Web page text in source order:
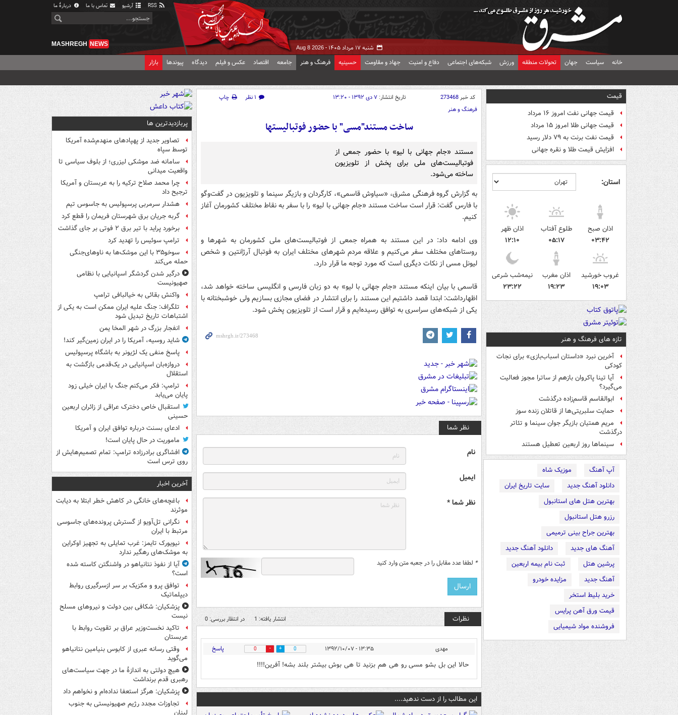
آرشیو تماس با ما دربارهٔ ما
شنبه ۱۷ مرداد ۱۴۰۵ - Aug 8 2026
MASHREGH NEWS
خانه سیاست جهان تحولات منطقه ورزش شبکه‌های اجتماعی دفاع و امنیت جهاد و مقاومت حسینیه فرهنگ و هنر جامعه اقتصاد عکس و فیلم دیدگاه پیوندها بازار
قیمت
قیمت جهانی نفت امروز ۱۶ مرداد
قیمت جهانی طلا امروز ۱۵ مرداد
قیمت نفت برنت به ۷۹ دلار رسید
افزایش قیمت طلا و نقره جهانی
استان:
اذان صبح
۰۳:۴۲
طلوع آفتاب
۰۵:۱۷
اذان ظهر
۱۲:۱۰
غروب خورشید
۱۹:۰۳
اذان مغرب
۱۹:۲۳
نیمه‌شب شرعی
۲۳:۲۲
تازه های فرهنگ و هنر
آخرین نبرد «داستان اسباب‌بازی» برای نجات
کودکی
آیا تینا پاکروان بازهم از ساترا مجوز فعالیت
می‌گیرد؟
ابوالقاسم قاسم‌زاده درگذشت
حمایت سلبریتی‌ها از قاتلان زنده سوز
مریم همتیان بازیگر جوان سینما و تئاتر
درگذشت
سینماها روز اربعین تعطیل هستند
آپ آهنگ
موزیک شاه
دانلود آهنگ جدید
سایت تاریخ ایران
بهترین هتل های استانبول
رزرو هتل استانبول
بهترین جراح بینی ترمیمی
آهنگ های جدید
دانلود آهنگ جدید
پرشین هتل
ثبت نام بیمه اربعین
آهنگ جدید
مزایده خودرو
خرید بلیط استخر
قیمت ورق آهن پرایس
فروشنده مواد شیمیایی
کد خبر273468 تاریخ انتشار: ۷ دی ۱۳۹۲ - ۱۳:۲۰ ۱ نظر
چاپ
فرهنگ و هنر
ساخت مستند"مسی" با حضور فوتبالیستها
مستند «جام جهانی با لیو» با حضور جمعی از
فوتبالیست‌های ملی برای پخش از تلویزیون
ساخته می‌شود.
به گزارش گروه فرهنگی مشرق، «سیاوش قاسمی»، کارگردان و بازیگر سینما و تلویزیون در گفت‌وگو
با فارس گفت: قرار است ساخت مستند «جام جهانی با لیو» را با سفر به نقاط مختلف کشورمان آغاز
کنیم.
وی ادامه داد: در این مستند به همراه جمعی از فوتبالیست‌های ملی کشورمان به شهرها و
روستاهای مختلف سفر می‌کنیم و علاقه مردم شهرهای مختلف ایران به فوتبال آرژانتین و شخص
لیونل مسی از نکات دیگری است که مورد توجه ما قرار دارد.
قاسمی با بیان اینکه مستند «جام جهانی با لیو» به دو زبان فارسی و انگلیسی ساخته خواهد شد،
اظهارداشت: ابتدا قصد داشتیم این مستند را برای انتشار در فضای مجازی بسازیم ولی خوشبختانه با
یکی از شبکه‌های سراسری به توافق رسیده‌ایم و قرار است از تلویزیون پخش شود.
نظر شما
نام
ایمیل
نظر شما *
* لطفا عدد مقابل را در جعبه متن وارد کنید
نظرات انتشار یافته: 1 در انتظار بررسی: 0
مهدی ۱۳:۳۵ - ۱۳۹۲/۱۰/۰۷ 0
0 پاسخ
حالا این بل بشو مسی رو هی هم بزنید تا هی بوش بیشتر بلند بشه! آفرین!!!!
این مطالب را از دست ندهید....
پربازدیدترین ها
تصاویر جدید از پهپادهای منهدم‌شده آمریکا
توسط سپاه
سامانه ضد موشکی لیزری؛ از بلوف سیاسی تا
واقعیت میدانی
چرا محمد صلاح ترکیه را به عربستان و آمریکا
ترجیح داد
هشدار سرمربی پرسپولیس به جاسوس تیم
گربه جریان برق شهرستان فریمان را قطع کرد
برخورد پراید با تیر برق ۲ فوتی بر جای گذاشت
ترامپ سوئیس را تهدید کرد
سوخو۳۵ با این موشک‌ها به ناوهای‌جنگی
حمله می‌کند
درگیر شدن گردشگر اسپانیایی با نظامی
صهیونیست
واکنش بقائی به خیالبافی ترامپ
تلگراف: جنگ علیه ایران ممکن است به یکی از
اشتباهات تاریخ تبدیل شود
انفجار بزرگ در شهر المخا یمن
شاید روسیه، آمریکا را در ایران زمین‌گیر کند!
پاسخ منفی یک لژیونر به باشگاه پرسپولیس
دروازه‌بان اسپانیایی در یک‌قدمی بازگشت به
استقلال
ترامپ: فکر می‌کنم جنگ با ایران خیلی زود
پایان می‌یابد
استقبال خاص دخترک عراقی از زائران اربعین
حسینی
ادعای بسنت درباره توافق ایران و آمریکا
ماموریت در حال پایان است!
افشاگری برادرزاده ترامپ: تمام تصمیم‌هایش از
روی ترس است
آخرین اخبار
باغچه‌های خانگی در کاهش خطر ابتلا به دیابت
موثرند
نگرانی تل‌آویو از گسترش پرونده‌های جاسوسی
مرتبط با ایران
نیویورک تایمز: غرب تمایلی به تجهیز اوکراین
به موشک‌های رهگیر ندارد
آیا از نفوذ نتانیاهو در واشنگتن کاسته شده
است؟
توافق پرو و مکزیک بر سر ازسرگیری روابط
دیپلماتیک
پزشکیان: شکافی بین دولت و نیروهای مسلح
نیست
تاکید نخست‌وزیر عراق بر تقویت روابط با
عربستان
وقتی رسانه عبری از کابوس بنیامین نتانیاهو
می‌گوید
هیچ دولتی به اندازۀ ما در جهت سیاست‌های
رهبری قدم برنداشت
پزشکیان: هرگز استعفا نداده‌ام و نخواهم داد
تجاوزات مجدد رژیم صهیونیستی به جنوب
لبنان